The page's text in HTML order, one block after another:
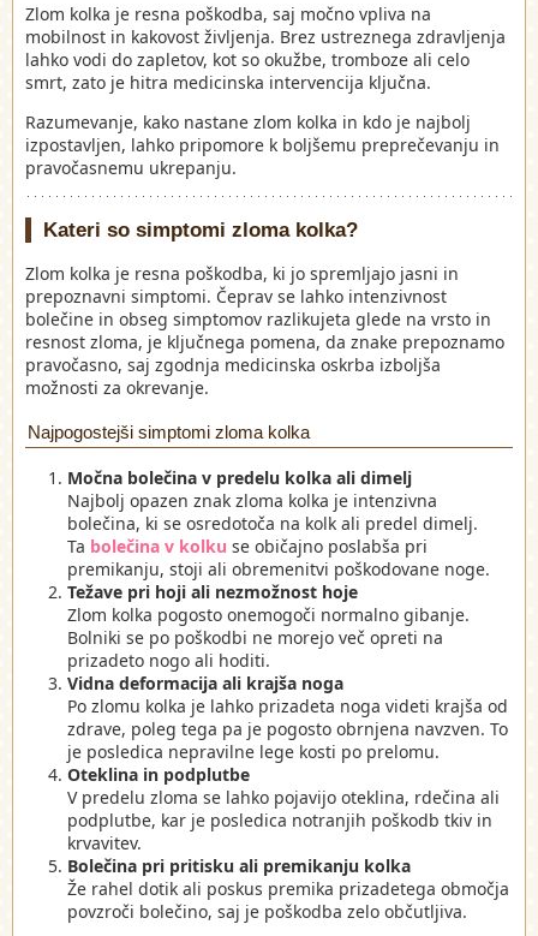
Zlom kolka je resna poškodba, saj močno vpliva na
mobilnost in kakovost življenja. Brez ustreznega zdravljenja
lahko vodi do zapletov, kot so okužbe, tromboze ali celo
smrt, zato je hitra medicinska intervencija ključna.
Razumevanje, kako nastane zlom kolka in kdo je najbolj
izpostavljen, lahko pripomore k boljšemu preprečevanju in
pravočasnemu ukrepanju.
Kateri so simptomi zloma kolka?
Zlom kolka je resna poškodba, ki jo spremljajo jasni in
prepoznavni simptomi. Čeprav se lahko intenzivnost
bolečine in obseg simptomov razlikujeta glede na vrsto in
resnost zloma, je ključnega pomena, da znake prepoznamo
pravočasno, saj zgodnja medicinska oskrba izboljša
možnosti za okrevanje.
Najpogostejši simptomi zloma kolka
Močna bolečina v predelu kolka ali dimelj
Najbolj opazen znak zloma kolka je intenzivna
bolečina, ki se osredotoča na kolk ali predel dimelj.
Ta bolečina v kolku se običajno poslabša pri
premikanju, stoji ali obremenitvi poškodovane noge.
Težave pri hoji ali nezmožnost hoje
Zlom kolka pogosto onemogoči normalno gibanje.
Bolniki se po poškodbi ne morejo več opreti na
prizadeto nogo ali hoditi.
Vidna deformacija ali krajša noga
Po zlomu kolka je lahko prizadeta noga videti krajša od
zdrave, poleg tega pa je pogosto obrnjena navzven. To
je posledica nepravilne lege kosti po prelomu.
Oteklina in podplutbe
V predelu zloma se lahko pojavijo oteklina, rdečina ali
podplutbe, kar je posledica notranjih poškodb tkiv in
krvavitev.
Bolečina pri pritisku ali premikanju kolka
Že rahel dotik ali poskus premika prizadetega območja
povzroči bolečino, saj je poškodba zelo občutljiva.